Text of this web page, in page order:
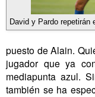
David y Pardo repetirán
puesto de Alain.
jugador que ya
mediapunta azul.
también se ha